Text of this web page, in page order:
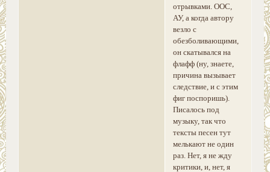
отрывками. ООС,
АУ, а когда автору
везло с
обезболивающими,
он скатывался на
флафф (ну, знаете,
причина вызывает
следствие, и с этим
фиг поспоришь).
Писалось под
музыку, так что
тексты песен тут
мелькают не один
раз. Нет, я не жду
критики, и, нет, я